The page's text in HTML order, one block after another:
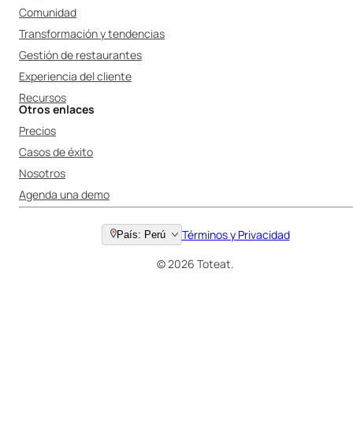
Comunidad
Transformación y tendencias
Gestión de restaurantes
Experiencia del cliente
Recursos
Otros enlaces
Precios
Casos de éxito
Nosotros
Agenda una demo
País: Perú
Términos y Privacidad
© 2026 Toteat.